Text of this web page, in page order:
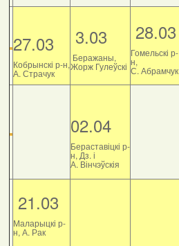
27.03
Кобрынскі р-н,
А. Страчук
3.03
Беражаны,
Жорж Гулеўскі
28.03
Гомельскі р-
н,
С. Абрамчук
02.04
Бераставіцкі р-
н, Дз. і
А. Вінчэўскія
21.03
Маларыцкі р-
н, А. Рак